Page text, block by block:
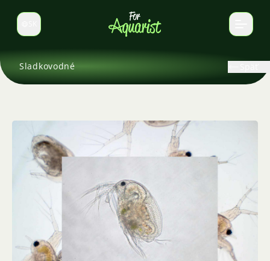
Prepnúť jazyk
Sladkovodné